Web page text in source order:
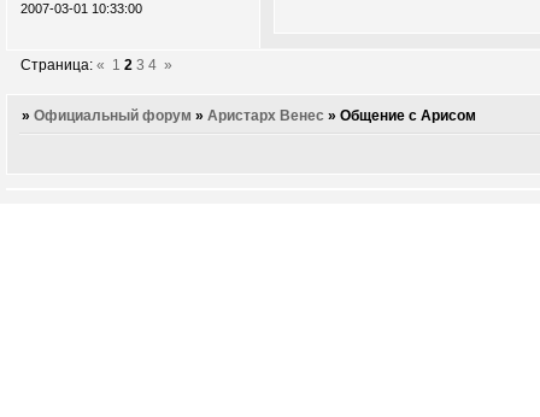
2007-03-01 10:33:00
Страница:« 1 2 3 4 »
»Официальный форум »Аристарх Венес »Общение с Арисом